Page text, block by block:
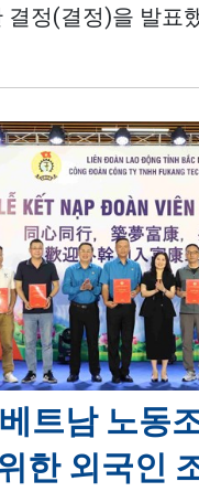
결정(결정)을 발표
트남 노동
한 외국인